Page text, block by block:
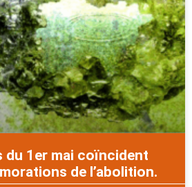
du 1er mai coïncident
de l’abolition.